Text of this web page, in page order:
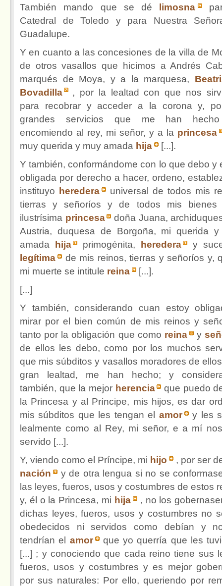
También mando que se dé
limosna
Catedral de Toledo y para Nuestra
Guadalupe.
Y en cuanto a las concesiones de la villa de
de otros vasallos que hicimos a Andrés
marqués de Moya, y a la marquesa,
Bovadilla
, por la lealtad con que nos
para recobrar y acceder a la corona y,
grandes servicios que me han
encomiendo al rey, mi señor, y a la princesa
muy querida y muy amada hija
[...].
Y también, conformándome con lo que debo y
obligada por derecho a hacer, ordeno,
instituyo heredera
universal de todos mis
tierras y señoríos y de todos mis
ilustrísima princesa
doña Juana,
Austria, duquesa de Borgoña, mi querida
amada
hija primogénita, heredera
y
legítima
de mis reinos, tierras y señoríos y,
mi muerte se intitule reina
[...].
[...]
Y también, considerando cuan estoy
mirar por el bien común de mis reinos y
tanto por la obligación que como reina y
de ellos les debo, como por los muchos
que mis súbditos y vasallos moradores de
gran lealtad, me han hecho; y
también, que la mejor herencia
que puedo
la Princesa y al Príncipe, mis hijos, es dar
mis súbditos que les tengan el amor
y les
lealmente como al Rey, mi señor, e a mí
servido [...].
Y, viendo como el Príncipe, mi hijo
, por ser
nación
y de otra lengua si no se
las leyes, fueros, usos y costumbres de estos
y, él o la Princesa, mi hija
, no los
dichas leyes, fueros, usos y costumbres no
obedecidos ni servidos como debían y
tendrían el amor
que yo querría que les
[...] ; y conociendo que cada reino tiene sus
fueros, usos y costumbres y es mejor
por sus naturales: Por ello, queriendo por